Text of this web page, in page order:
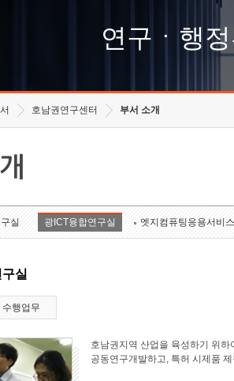
고객의소리
수의계약 현황
연구ㆍ행
호남권연구센터 부서 소개
실 광ICT융합연구실 엣지컴퓨팅응용서비
실
수행업무
호남권지역 산업을 육성하기 위
공동연구개발하고, 특허 시제품